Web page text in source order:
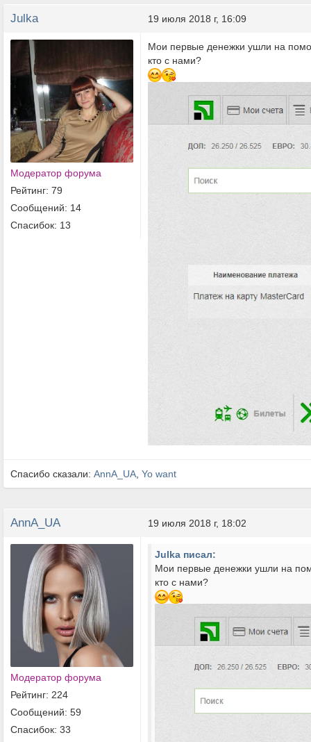
Julka 19 июля 2018 г, 16:09
Модератор форума
Рейтинг: 79
Сообщений: 14
Спасибок: 13
Мои первые денежки ушли на
кто с нами?
Спасибо сказали: AnnA_UA Yo want
AnnA_UA 19 июля 2018 г, 18:02
Модератор форума
Рейтинг: 224
Сообщений: 59
Спасибок: 33
Julka писал:
Мои первые денежки ушли на
кто с нами?